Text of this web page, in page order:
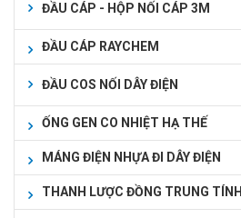
ĐẦU CÁP - HỘP NỐI CÁP 3M
ĐẦU CÁP RAYCHEM
ĐẦU COS NỐI DÂY ĐIỆN
ỐNG GEN CO NHIỆT HẠ THẾ
MÁNG ĐIỆN NHỰA ĐI DÂY ĐIỆN
THANH LƯỢC ĐỒNG TRUNG TÍNH